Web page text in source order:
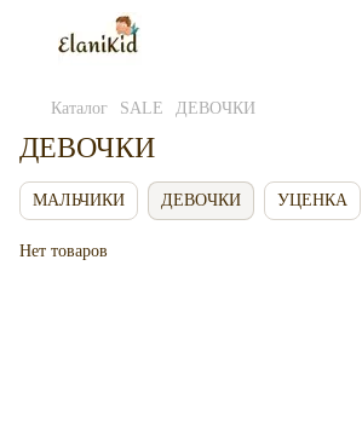
Каталог SALE ДЕВОЧКИ
ДЕВОЧКИ
МАЛЬЧИКИ ДЕВОЧКИ УЦЕНКА
Нет товаров